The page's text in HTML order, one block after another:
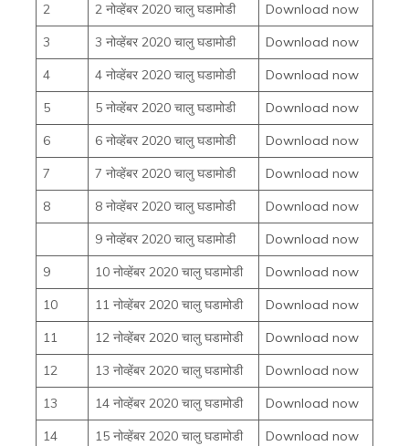
2
2 नोव्हेंबर 2020 चालु घडामोडी
Download now
3
3 नोव्हेंबर 2020 चालु घडामोडी
Download now
4
4 नोव्हेंबर 2020 चालु घडामोडी
Download now
5
5 नोव्हेंबर 2020 चालु घडामोडी
Download now
6
6 नोव्हेंबर 2020 चालु घडामोडी
Download now
7
7 नोव्हेंबर 2020 चालु घडामोडी
Download now
8
8 नोव्हेंबर 2020 चालु घडामोडी
Download now
9 नोव्हेंबर 2020 चालु घडामोडी
Download now
9
10 नोव्हेंबर 2020 चालु घडामोडी
Download now
10
11 नोव्हेंबर 2020 चालु घडामोडी
Download now
11
12 नोव्हेंबर 2020 चालु घडामोडी
Download now
12
13 नोव्हेंबर 2020 चालु घडामोडी
Download now
13
14 नोव्हेंबर 2020 चालु घडामोडी
Download now
14
15 नोव्हेंबर 2020 चालु घडामोडी
Download now